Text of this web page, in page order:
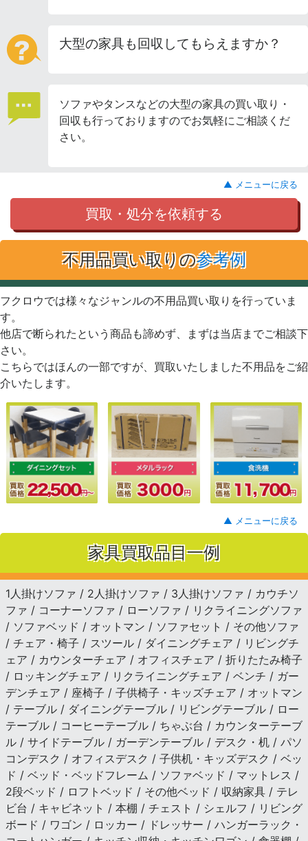
大型の家具も回収してもらえますか？
ソファやタンスなどの大型の家具の買い取り・
回収も行っておりますのでお気軽にご相談くだ
さい。
▲ メニューに戻る
買取・処分を依頼する
不用品買い取りの参考例
フクロウでは様々なジャンルの不用品買い取りを行っていま
す。
他店で断られたという商品も諦めず、まずは当店までご相談下
さい。
こちらではほんの一部ですが、買取いたしました不用品をご紹
介いたします。
▲ メニューに戻る
家具買取品目一例
1人掛けソファ / 2人掛けソファ / 3人掛けソファ / カウチソ
ファ / コーナーソファ / ローソファ / リクライニングソファ
/ ソファベッド / オットマン / ソファセット / その他ソファ
/ チェア・椅子 / スツール / ダイニングチェア / リビングチ
ェア / カウンターチェア / オフィスチェア / 折りたたみ椅子
/ ロッキングチェア / リクライニングチェア / ベンチ / ガー
デンチェア / 座椅子 / 子供椅子・キッズチェア / オットマン
/ テーブル / ダイニングテーブル / リビングテーブル / ロー
テーブル / コーヒーテーブル / ちゃぶ台 / カウンターテーブ
ル / サイドテーブル / ガーデンテーブル / デスク・机 / パソ
コンデスク / オフィスデスク / 子供机・キッズデスク / ベッ
ド / ベッド・ベッドフレーム / ソファベッド / マットレス /
2段ベッド / ロフトベッド / その他ベッド / 収納家具 / テレ
ビ台 / キャビネット / 本棚 / チェスト / シェルフ / リビング
ボード / ワゴン / ロッカー / ドレッサー / ハンガーラック・